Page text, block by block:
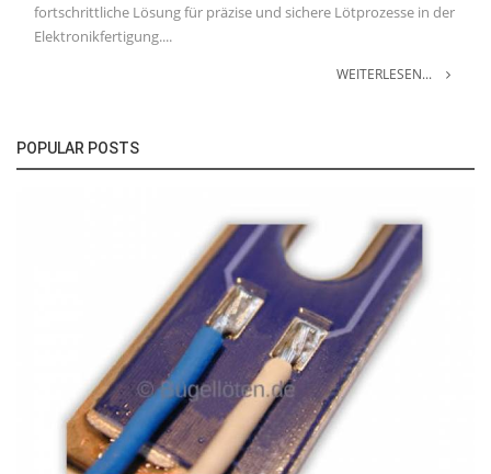
fortschrittliche Lösung für präzise und sichere Lötprozesse in der
Elektronikfertigung....
WEITERLESEN...
POPULAR POSTS